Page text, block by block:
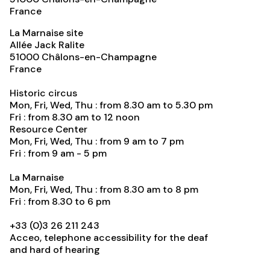
France
La Marnaise site
Allée Jack Ralite
51000 Châlons-en-Champagne
France
Historic circus
Mon, Fri, Wed, Thu : from 8.30 am to 5.30 pm
Fri : from 8.30 am to 12 noon
Resource Center
Mon, Fri, Wed, Thu : from 9 am to 7 pm
Fri : from 9 am - 5 pm
La Marnaise
Mon, Fri, Wed, Thu : from 8.30 am to 8 pm
Fri : from 8.30 to 6 pm
+33 (0)3 26 211 243
Acceo, telephone accessibility for the deaf
and hard of hearing